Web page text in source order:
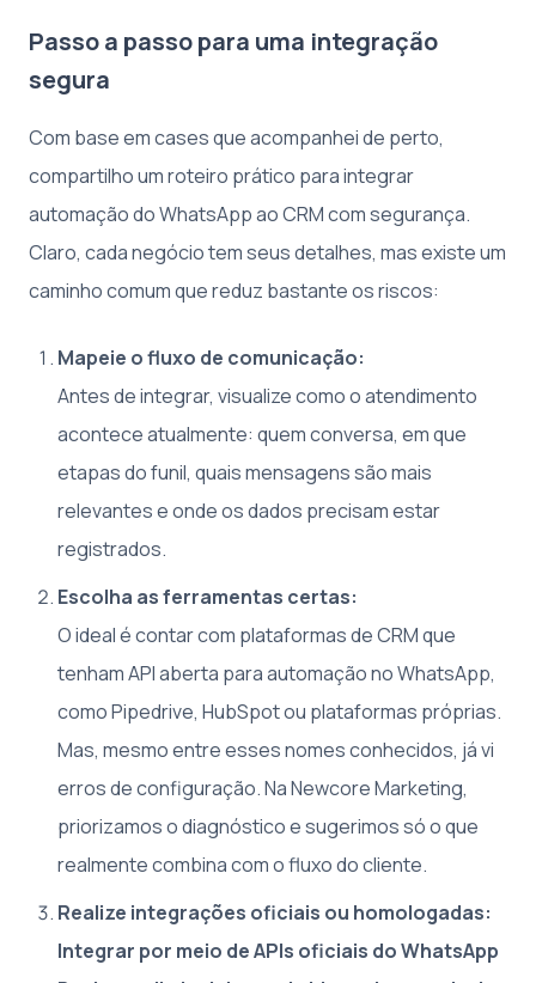
Passo a passo para uma integração
segura
Com base em cases que acompanhei de perto,
compartilho um roteiro prático para integrar
automação do WhatsApp ao CRM com segurança.
Claro, cada negócio tem seus detalhes, mas existe um
caminho comum que reduz bastante os riscos:
Mapeie o fluxo de comunicação:
Antes de integrar, visualize como o atendimento
acontece atualmente: quem conversa, em que
etapas do funil, quais mensagens são mais
relevantes e onde os dados precisam estar
registrados.
Escolha as ferramentas certas:
O ideal é contar com plataformas de CRM que
tenham API aberta para automação no WhatsApp,
como Pipedrive, HubSpot ou plataformas próprias.
Mas, mesmo entre esses nomes conhecidos, já vi
erros de configuração. Na Newcore Marketing,
priorizamos o diagnóstico e sugerimos só o que
realmente combina com o fluxo do cliente.
Realize integrações oficiais ou homologadas:
Integrar por meio de APIs oficiais do WhatsApp